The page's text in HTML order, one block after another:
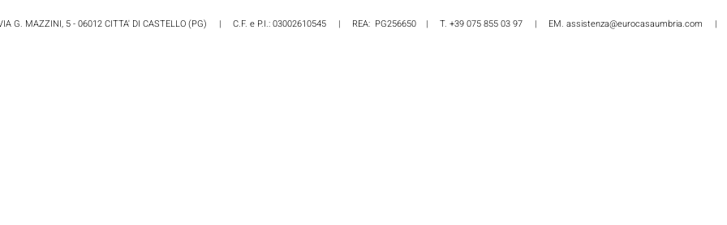
G. MAZZINI, 5 - 06012 CITTA' DI CASTELLO (PG) | C.F. e P.I.: 03002610545 | REA: PG256650 | T. +39 075 855 03 97 | EM. assistenza@eurocasaumbria.com |